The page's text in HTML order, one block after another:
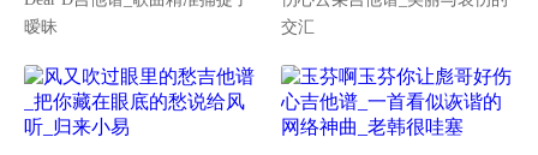
暧昧
交汇